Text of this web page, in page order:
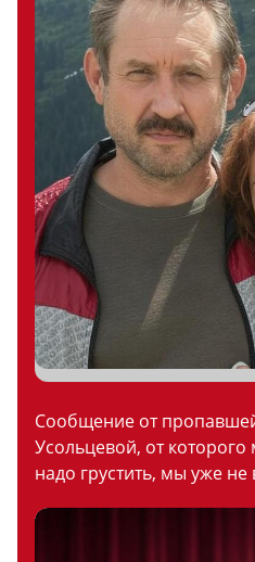
Сообщение от
Усольцевой, от
надо грустить, мы уже не